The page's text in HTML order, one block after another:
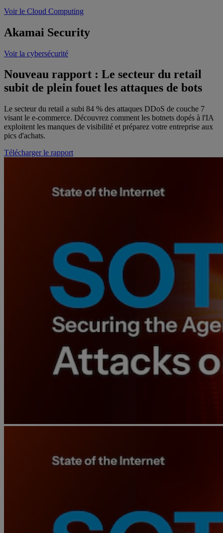
Voir le Cloud Computing
Akamai Security
Voir la cybersécurité
Nouveau rapport : Le secteur du retail
subit de plein fouet les attaques de bots
Le secteur du retail a subi 84 % des attaques DDoS de couche 7
visant le e-commerce. Découvrez comment les botnets dopés à l'IA
exploitent les manques de visibilité et préparez votre entreprise aux
pics d'achats.
Télécharger le rapport